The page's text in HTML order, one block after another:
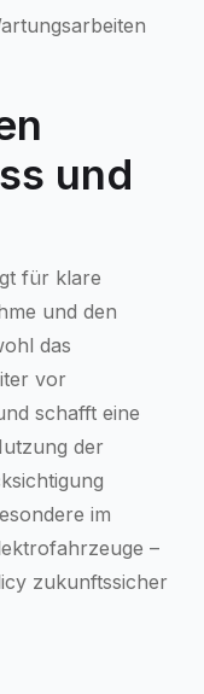
und
für klare
und den
das
vor
schafft eine
der
im
–
zukunftssicher